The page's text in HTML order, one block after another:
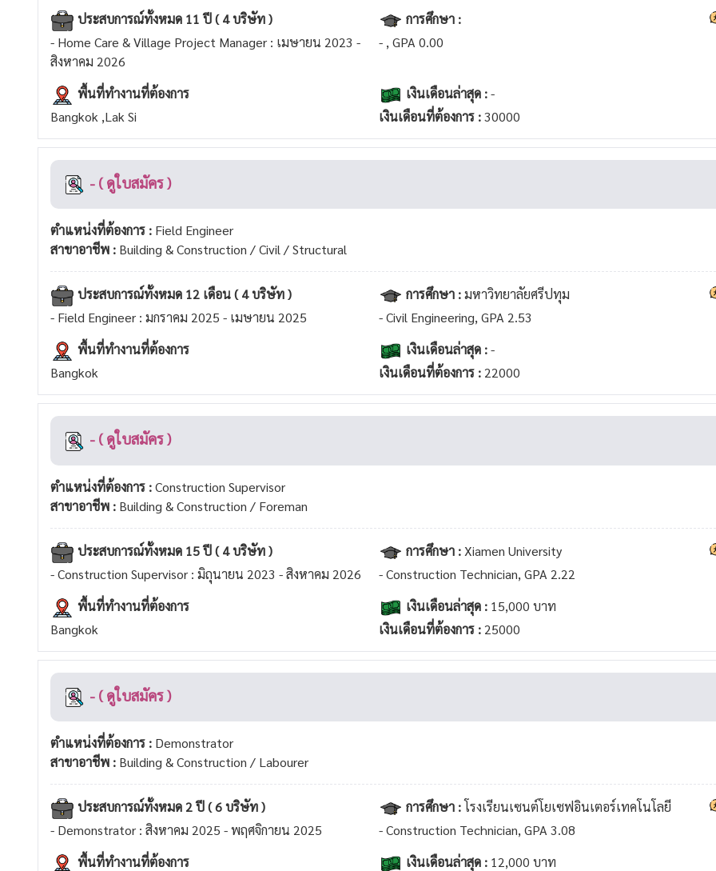
ประสบการณ์ทั้งหมด 11 ปี ( 4 บริษัท )
- Home Care & Village Project Manager : เมษายน 2023 -
สิงหาคม 2026
การศึกษา :
- , GPA 0.00
พื้นที่ทำงานที่ต้องการ
Bangkok ,Lak Si
เงินเดือนล่าสุด :-
เงินเดือนที่ต้องการ :30000
- ( ดูใบสมัคร )
ตำแหน่งที่ต้องการ : Field Engineer
สาขาอาชีพ : Building & Construction / Civil / Structural
ประสบการณ์ทั้งหมด 12 เดือน ( 4 บริษัท )
- Field Engineer : มกราคม 2025 - เมษายน 2025
การศึกษา :มหาวิทยาลัยศรีปทุม
- Civil Engineering, GPA 2.53
พื้นที่ทำงานที่ต้องการ
Bangkok
เงินเดือนล่าสุด :-
เงินเดือนที่ต้องการ : 22000
- ( ดูใบสมัคร )
ตำแหน่งที่ต้องการ :Construction Supervisor
สาขาอาชีพ : Building & Construction / Foreman
ประสบการณ์ทั้งหมด 15 ปี ( 4 บริษัท )
- Construction Supervisor : มิถุนายน 2023 - สิงหาคม 2026
การศึกษา : Xiamen University
- Construction Technician, GPA 2.22
พื้นที่ทำงานที่ต้องการ
Bangkok
เงินเดือนล่าสุด : 15,000 บาท
เงินเดือนที่ต้องการ : 25000
- ( ดูใบสมัคร )
ตำแหน่งที่ต้องการ : Demonstrator
สาขาอาชีพ : Building & Construction / Labourer
ประสบการณ์ทั้งหมด 2 ปี ( 6 บริษัท )
- Demonstrator : สิงหาคม 2025 - พฤศจิกายน 2025
การศึกษา :โรงเรียนเซนต์โยเซฟอินเตอร์เทคโนโลยี
- Construction Technician, GPA 3.08
พื้นที่ทำงานที่ต้องการ
เงินเดือนล่าสุด : 12,000 บาท